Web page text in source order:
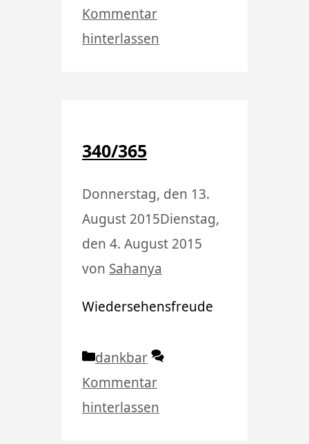
Kommentar
hinterlassen
340/365
Donnerstag, den 13.
August 2015Dienstag,
den 4. August 2015
von Sahanya
Wiedersehensfreude
Kategorien
dankbar
Kommentar
hinterlassen